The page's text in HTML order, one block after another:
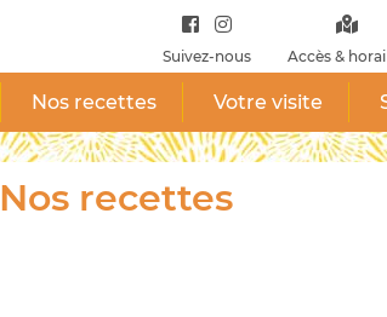
Suivez-nous Accès &
Nos recettes Votre visite
Nos recettes